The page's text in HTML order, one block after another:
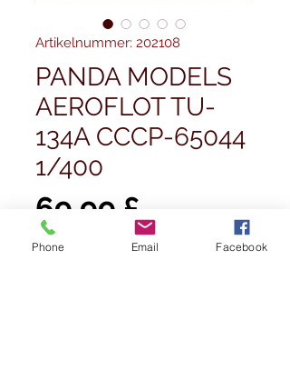
Artikelnummer: 202108
PANDA MODELS
AEROFLOT TU-
134A CCCP-65044
1/400
69,99 £
Phone Email Facebook